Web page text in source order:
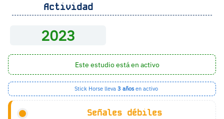
Actividad
2023
Este estudio está en activo
Stick Horse lleva 3 años en activo
Señales débiles